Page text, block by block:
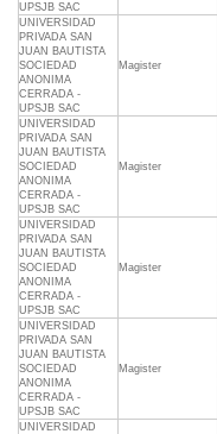
UPSJB SAC
UNIVERSIDAD
PRIVADA SAN
JUAN BAUTISTA
SOCIEDAD
ANONIMA
CERRADA -
UPSJB SAC
Magister
UNIVERSIDAD
PRIVADA SAN
JUAN BAUTISTA
SOCIEDAD
ANONIMA
CERRADA -
UPSJB SAC
Magister
UNIVERSIDAD
PRIVADA SAN
JUAN BAUTISTA
SOCIEDAD
ANONIMA
CERRADA -
UPSJB SAC
Magister
UNIVERSIDAD
PRIVADA SAN
JUAN BAUTISTA
SOCIEDAD
ANONIMA
CERRADA -
UPSJB SAC
Magister
UNIVERSIDAD